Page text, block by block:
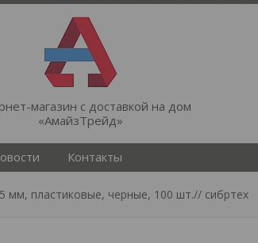
магазин с доставкой на дом
«АмайзТрейд»
Контакты
мм, пластиковые, черные, 100 шт.// сибртех